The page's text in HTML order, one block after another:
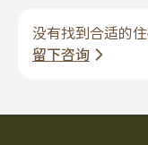
没有找到合适的
留下咨询